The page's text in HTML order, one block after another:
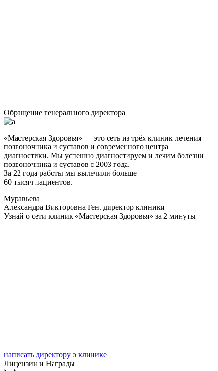
Обращение генерального директора
«Мастерская Здоровья» — это сеть из трёх клиник лечения
позвоночника и суставов и современного центра
диагностики. Мы успешно диагностируем и лечим болезни
позвоночника и суставов с 2003 года.
За 22 года работы мы вылечили больше
60 тысяч пациентов.
Муравьева
Александра Викторовна Ген. директор клиники
Узнай о сети клиник «Мастерская Здоровья» за 2 минуты
написать директору о клинике
Лицензии и Награды